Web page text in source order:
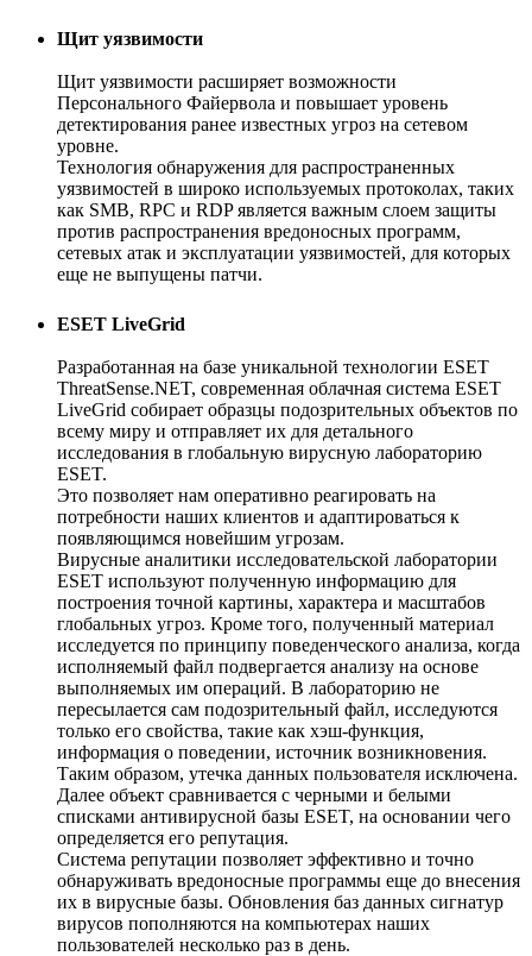
Щит уязвимости
Щит уязвимости расширяет возможности
Персонального Файервола и повышает уровень
детектирования ранее известных угроз на сетевом
уровне.
Технология обнаружения для распространенных
уязвимостей в широко используемых протоколах, таких
как SMB, RPC и RDP является важным слоем защиты
против распространения вредоносных программ,
сетевых атак и эксплуатации уязвимостей, для которых
еще не выпущены патчи.
ESET LiveGrid
Разработанная на базе уникальной технологии ESET
ThreatSense.NET, современная облачная система ESET
LiveGrid собирает образцы подозрительных объектов по
всему миру и отправляет их для детального
исследования в глобальную вирусную лабораторию
ESET.
Это позволяет нам оперативно реагировать на
потребности наших клиентов и адаптироваться к
появляющимся новейшим угрозам.
Вирусные аналитики исследовательской лаборатории
ESET используют полученную информацию для
построения точной картины, характера и масштабов
глобальных угроз. Кроме того, полученный материал
исследуется по принципу поведенческого анализа, когда
исполняемый файл подвергается анализу на основе
выполняемых им операций. В лабораторию не
пересылается сам подозрительный файл, исследуются
только его свойства, такие как хэш-функция,
информация о поведении, источник возникновения.
Таким образом, утечка данных пользователя исключена.
Далее объект сравнивается с черными и белыми
списками антивирусной базы ESET, на основании чего
определяется его репутация.
Система репутации позволяет эффективно и точно
обнаруживать вредоносные программы еще до внесения
их в вирусные базы. Обновления баз данных сигнатур
вирусов пополняются на компьютерах наших
пользователей несколько раз в день.